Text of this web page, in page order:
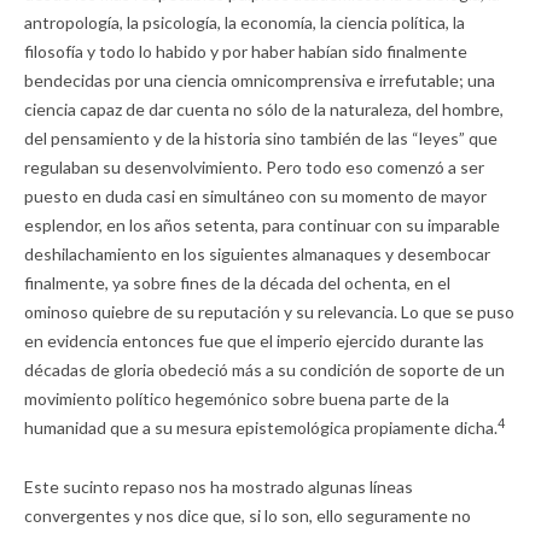
antropología, la psicología, la economía, la ciencia política, la
filosofía y todo lo habido y por haber habían sido finalmente
bendecidas por una ciencia omnicomprensiva e irrefutable; una
ciencia capaz de dar cuenta no sólo de la naturaleza, del hombre,
del pensamiento y de la historia sino también de las “leyes” que
regulaban su desenvolvimiento. Pero todo eso comenzó a ser
puesto en duda casi en simultáneo con su momento de mayor
esplendor, en los años setenta, para continuar con su imparable
deshilachamiento en los siguientes almanaques y desembocar
finalmente, ya sobre fines de la década del ochenta, en el
ominoso quiebre de su reputación y su relevancia. Lo que se puso
en evidencia entonces fue que el imperio ejercido durante las
décadas de gloria obedeció más a su condición de soporte de un
movimiento político hegemónico sobre buena parte de la
humanidad que a su mesura epistemológica propiamente dicha.4
Este sucinto repaso nos ha mostrado algunas líneas
convergentes y nos dice que, si lo son, ello seguramente no